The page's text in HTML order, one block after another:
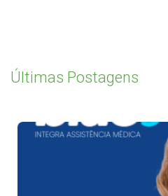
Últimas Postagens